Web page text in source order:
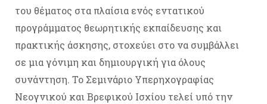
του θέματος στα πλαίσια ενός εντατικού
προγράμματος θεωρητικής εκπαίδευσης και
πρακτικής άσκησης, στοχεύει στο να συμβάλλει
σε μια γόνιμη και δημιουργική για όλους
συνάντηση. Το Σεμινάριο Υπερηχογραφίας
Νεογνικού και Βρεφικού Ισχίου τελεί υπό την